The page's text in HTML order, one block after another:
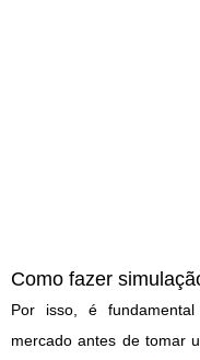
Como fazer
Por isso, é
mercado antes de tomar